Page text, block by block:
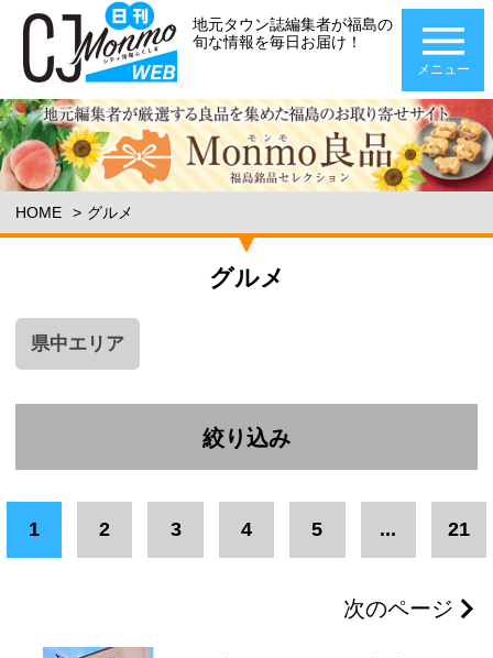
地元タウン誌編集者が福島の
旬な情報を毎日お届け！
メニュー
HOME グルメ
グルメ
県中エリア
絞り込み
エリア
二本松市 県北エリア 伊達市
1 2 3 4 5 ... 21
次のページ